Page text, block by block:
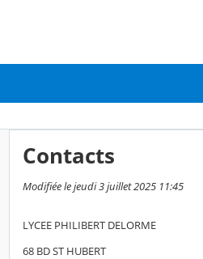
Contacts
Modifiée le jeudi 3 juillet 2025 11:45
LYCEE PHILIBERT DELORME
68 BD ST HUBERT